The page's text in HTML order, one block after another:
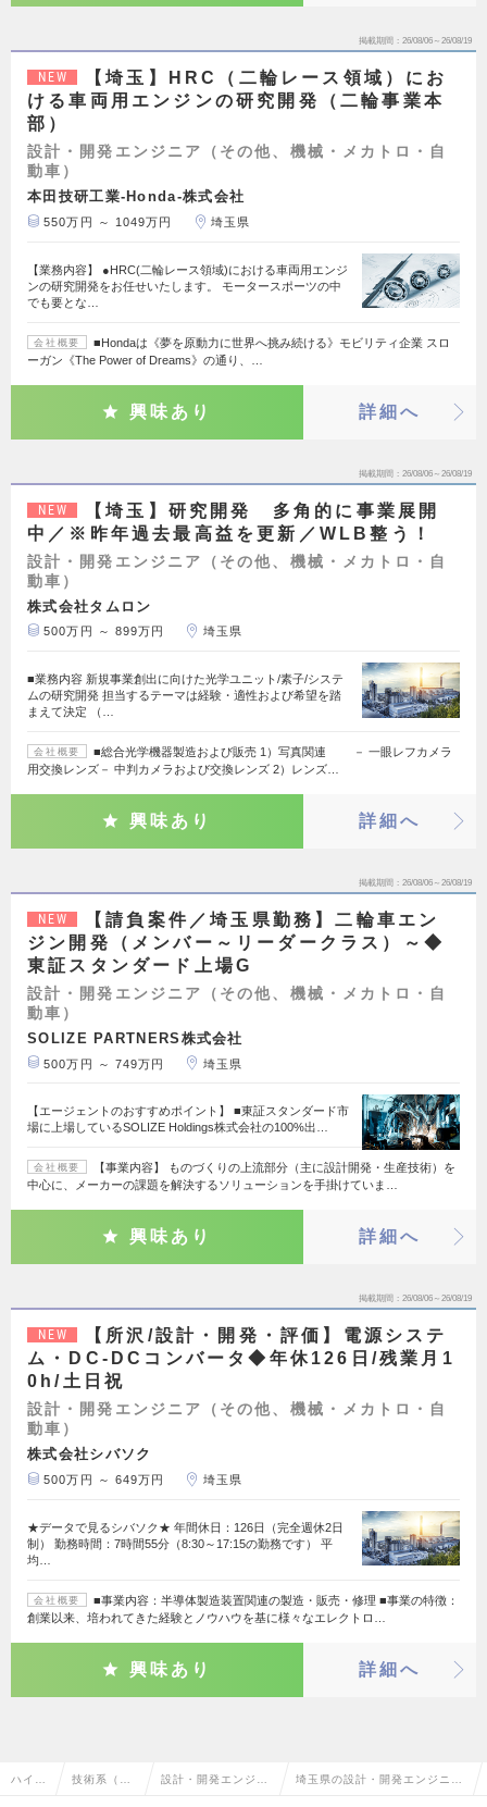
掲載期間 26/08/06～26/08/19
NEW
【埼玉】HRC（二輪レース領域）にお
ける車両用エンジンの研究開発（二輪事業本
部）
設計・開発エンジニア（その他、機械・メカトロ・自
動車）
本田技研工業-Honda-株式会社
550万円 ～ 1049万円 埼玉県
【業務内容】 ●HRC(二輪レース領域)における車両用エンジ
ンの研究開発をお任せいたします。 モータースポーツの中
でも要とな…
会社概要
■Hondaは《夢を原動力に世界へ挑み続ける》モビリティ企業 スロ
ーガン《The Power of Dreams》の通り、…
興味あり 詳細へ
掲載期間 26/08/06～26/08/19
NEW
【埼玉】研究開発 多角的に事業展開
中／※昨年過去最高益を更新／WLB整う！
設計・開発エンジニア（その他、機械・メカトロ・自
動車）
株式会社タムロン
500万円 ～ 899万円 埼玉県
■業務内容 新規事業創出に向けた光学ユニット/素子/システ
ムの研究開発 担当するテーマは経験・適性および希望を踏
まえて決定 （…
会社概要
■総合光学機器製造および販売 1）写真関連 － 一眼レフカメラ
用交換レンズ－ 中判カメラおよび交換レンズ 2）レンズ…
興味あり 詳細へ
掲載期間 26/08/06～26/08/19
NEW
【請負案件／埼玉県勤務】二輪車エン
ジン開発（メンバー～リーダークラス）～◆
東証スタンダード上場G
設計・開発エンジニア（その他、機械・メカトロ・自
動車）
SOLIZE PARTNERS株式会社
500万円 ～ 749万円 埼玉県
【エージェントのおすすめポイント】 ■東証スタンダード市
場に上場しているSOLIZE Holdings株式会社の100%出…
会社概要
【事業内容】 ものづくりの上流部分（主に設計開発・生産技術）を
中心に、メーカーの課題を解決するソリューションを手掛けていま…
興味あり 詳細へ
掲載期間 26/08/06～26/08/19
NEW
【所沢/設計・開発・評価】電源システ
ム・DC-DCコンバータ◆年休126日/残業月1
0h/土日祝
設計・開発エンジニア（その他、機械・メカトロ・自
動車）
株式会社シバソク
500万円 ～ 649万円 埼玉県
★データで見るシバソク★ 年間休日：126日（完全週休2日
制） 勤務時間：7時間55分（8:30～17:15の勤務です） 平
均…
会社概要
■事業内容：半導体製造装置関連の製造・販売・修理 ■事業の特徴：
創業以来、培われてきた経験とノウハウを基に様々なエレクトロ…
興味あり 詳細へ
ハイク 技術系（機 設計・開発エンジニ 埼玉県の設計・開発エンジニア